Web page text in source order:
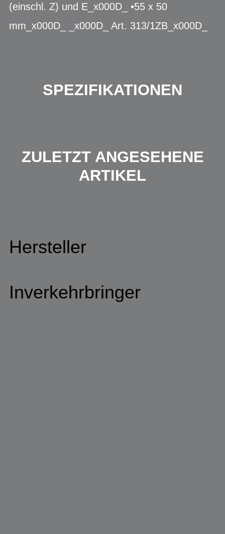
(einschl. Z) und E_x000D_ •55 x 50
mm_x000D_ _x000D_ Art. 313/1ZB_x000D_
SPEZIFIKATIONEN
ZULETZT ANGESEHENE
ARTIKEL
Hersteller
Inverkehrbringer